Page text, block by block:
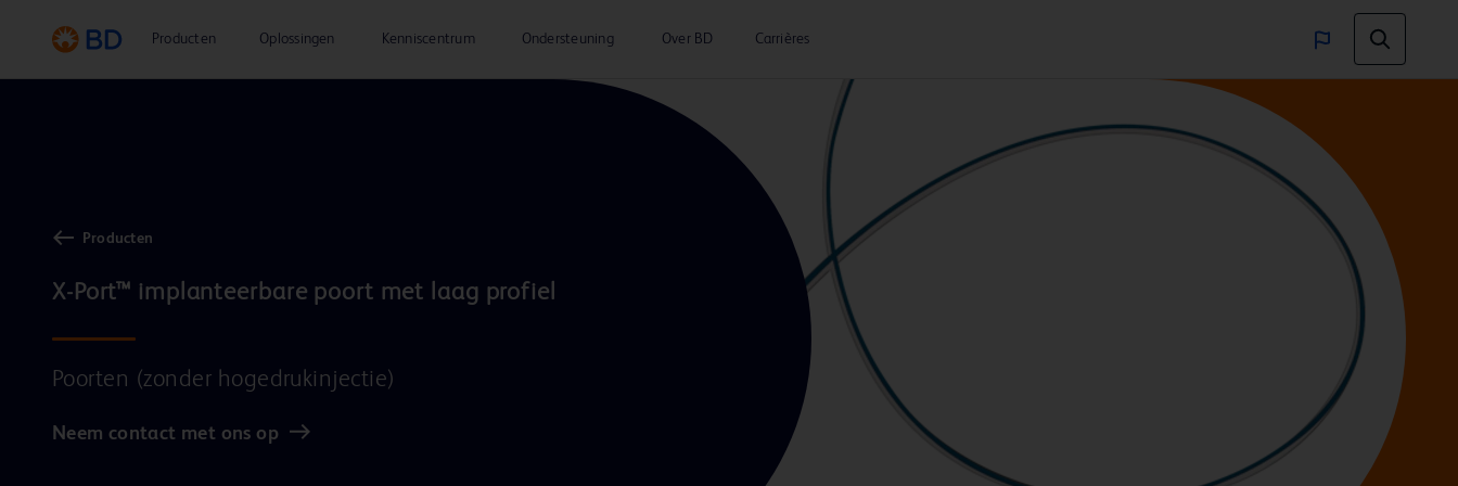
Producten Oplossingen Kenniscentrum Ondersteuning Over BD Carrières
Producten
Poorten (zonder hogedrukinjectie)
Neem contact met ons op